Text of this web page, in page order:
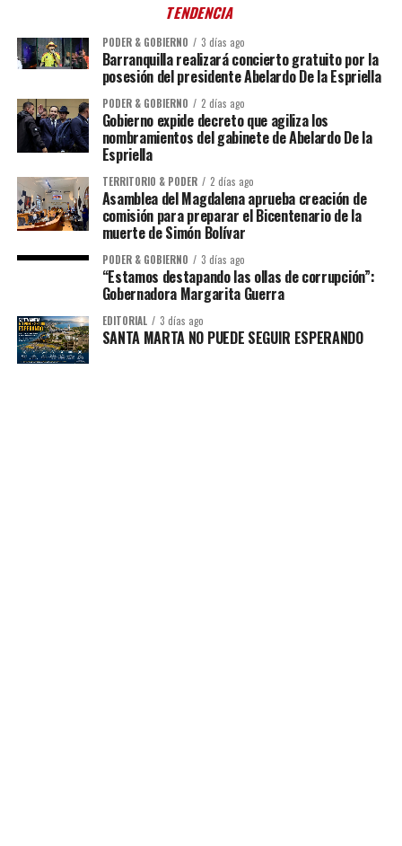
TENDENCIA
PODER & GOBIERNO 3 días ago
Barranquilla realizará concierto gratuito por la
posesión del presidente Abelardo De la Espriella
PODER & GOBIERNO 2 días ago
Gobierno expide decreto que agiliza los
nombramientos del gabinete de Abelardo De la
Espriella
TERRITORIO & PODER 2 días ago
Asamblea del Magdalena aprueba creación de
comisión para preparar el Bicentenario de la
muerte de Simón Bolívar
PODER & GOBIERNO 3 días ago
“Estamos destapando las ollas de corrupción”:
Gobernadora Margarita Guerra
EDITORIAL 3 días ago
SANTA MARTA NO PUEDE SEGUIR ESPERANDO